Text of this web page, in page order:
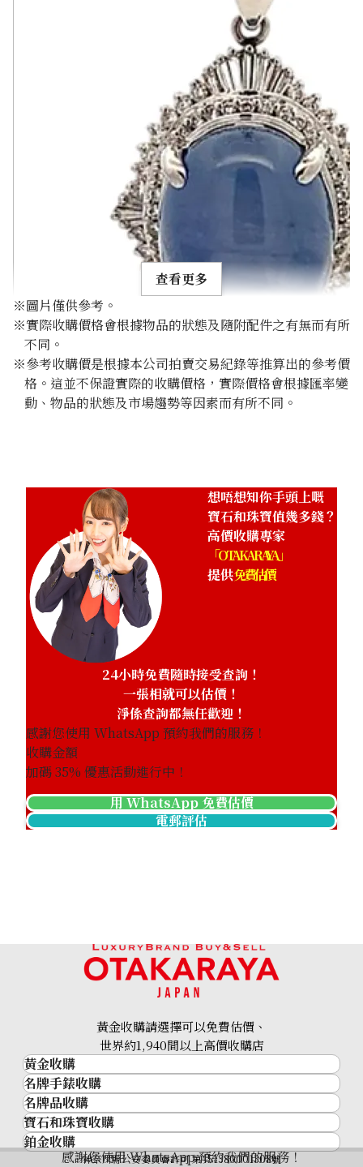
Pt･Pm900 Star Sapphire Diamond Necklace 35.46ct
參考回收價
K18 sapphire diamond necklace pendant top 3.06ct
參考回收價
HKD 54,267.19
查看更多
※圖片僅供參考。
※實際收購價格會根據物品的狀態及隨附配件之有無而有所
不同。
※參考收購價是根據本公司拍賣交易紀錄等推算出的參考價
格。這並不保證實際的收購價格，實際價格會根據匯率變
動、物品的狀態及市場趨勢等因素而有所不同。
想唔想知你手頭上嘅
寶石和珠寶值幾多錢？
高價收購專家
「OTAKARAYA」
提供免費估價
24小時免費隨時接受查詢！
一張相就可以估價！
淨係查詢都無任歡迎！
感謝您使用 WhatsApp 預約我們的服務！
收購金額
加碼35% 優惠活動進行中！
用 WhatsApp 免費估價
電郵評估
感謝您使用 WhatsApp 預約我們的服務！
黃金收購請選擇可以免費估價、
世界約1,940間以上高價收購店
黃金收購
黃金･金條
金條
金幣及銀幣
過去十年黃金價格
名牌手錶收購
名牌手錶收購
勞力士 (Rolex)
Patek Philippe
名牌品收購
名牌品收購
HERMES
寶石和珠寶收購
寶石和珠寶
鉑金收購
神奈川縣公安委員會許可 第451380001308號